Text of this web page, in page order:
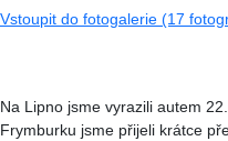
Vstoupit do fotogalerie (17
Na Lipno jsme vyrazili autem
Frymburku jsme přijeli krátce